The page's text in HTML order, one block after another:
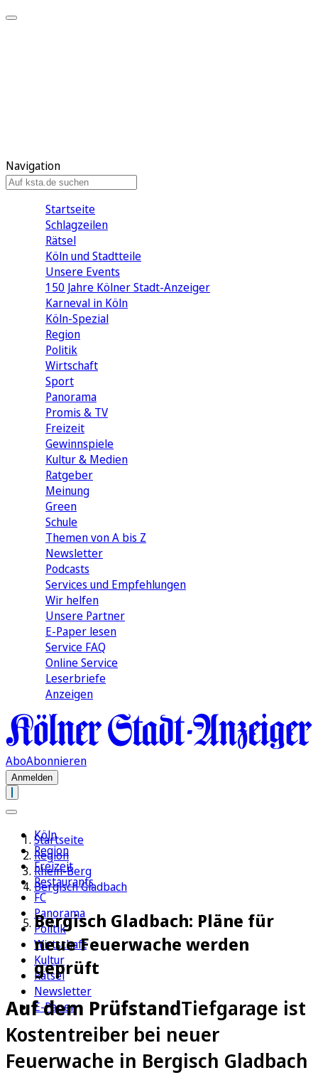
Navigation
Startseite
Schlagzeilen
Rätsel
Köln und Stadtteile
Unsere Events
150 Jahre Kölner Stadt-Anzeiger
Karneval in Köln
Köln-Spezial
Region
Politik
Wirtschaft
Sport
Panorama
Promis & TV
Freizeit
Gewinnspiele
Kultur & Medien
Ratgeber
Meinung
Green
Schule
Themen von A bis Z
Newsletter
Podcasts
Services und Empfehlungen
Wir helfen
Unsere Partner
E-Paper lesen
Service FAQ
Online Service
Leserbriefe
Anzeigen
AboAbonnieren
Anmelden
Köln
Region
Freizeit
Restaurants
FC
Panorama
Politik
Wirtschaft
Kultur
Rätsel
Newsletter
E-Paper
Startseite
Region
Rhein-Berg
Bergisch Gladbach
Bergisch Gladbach: Pläne für
neue Feuerwache werden
geprüft
Auf dem PrüfstandTiefgarage ist
Kostentreiber bei neuer
Feuerwache in Bergisch Gladbach